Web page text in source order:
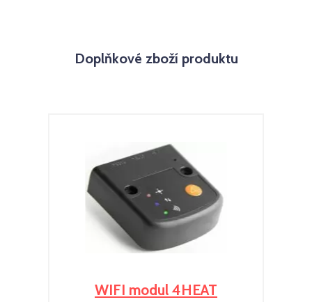
Doplňkové zboží produktu
WIFI modul 4HEAT